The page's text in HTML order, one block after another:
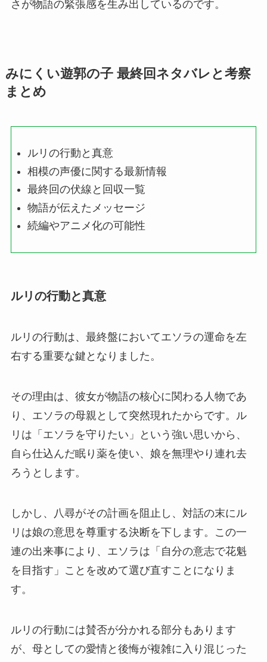
さが物語の緊張感を生み出しているのです。
みにくい遊郭の子 最終回ネタバレと考察
まとめ
ルリの行動と真意
相模の声優に関する最新情報
最終回の伏線と回収一覧
物語が伝えたメッセージ
続編やアニメ化の可能性
ルリの行動と真意
ルリの行動は、最終盤においてエソラの運命を左
右する重要な鍵となりました。
その理由は、彼女が物語の核心に関わる人物であ
り、エソラの母親として突然現れたからです。ル
リは「エソラを守りたい」という強い思いから、
自ら仕込んだ眠り薬を使い、娘を無理やり連れ去
ろうとします。
しかし、八尋がその計画を阻止し、対話の末にル
リは娘の意思を尊重する決断を下します。この一
連の出来事により、エソラは「自分の意志で花魁
を目指す」ことを改めて選び直すことになりま
す。
ルリの行動には賛否が分かれる部分もあります
が、母としての愛情と後悔が複雑に入り混じった